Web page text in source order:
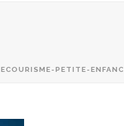
PETITE-